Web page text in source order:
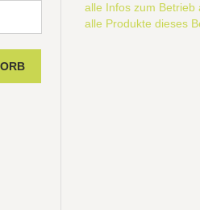
alle Infos zum Betrieb
alle Produkte dieses